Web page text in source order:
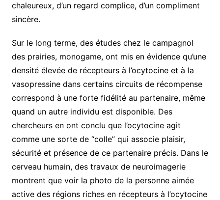
chaleureux, d’un regard complice, d’un compliment
sincère.
Sur le long terme, des études chez le campagnol
des prairies, monogame, ont mis en évidence qu’une
densité élevée de récepteurs à l’ocytocine et à la
vasopressine dans certains circuits de récompense
correspond à une forte fidélité au partenaire, même
quand un autre individu est disponible. Des
chercheurs en ont conclu que l’ocytocine agit
comme une sorte de “colle” qui associe plaisir,
sécurité et présence de ce partenaire précis. Dans le
cerveau humain, des travaux de neuroimagerie
montrent que voir la photo de la personne aimée
active des régions riches en récepteurs à l’ocytocine